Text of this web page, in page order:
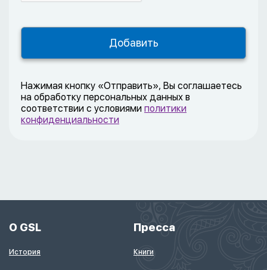
Нажимая кнопку «Отправить», Вы соглашаетесь
на обработку персональных данных в
соответствии с условиями политики
конфиденциальности
О GSL
История
Пресса
Книги